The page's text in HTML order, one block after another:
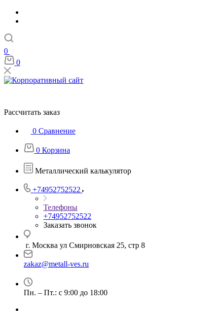
0
0
Рассчитать заказ
0 Сравнение
0 Корзина
Металлический калькулятор
+74952752522
Телефоны
+74952752522
Заказать звонок
г. Москва ул Смирновская 25, стр 8
zakaz@metall-ves.ru
Пн. – Пт.: с 9:00 до 18:00